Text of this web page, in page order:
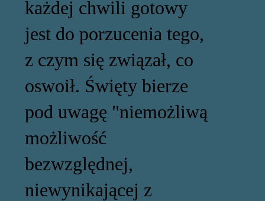
każdej chwili gotowy
jest do porzucenia tego,
z czym się związał, co
oswoił. Święty bierze
pod uwagę "niemożliwą
możliwość
bezwzględnej,
niewynikającej z